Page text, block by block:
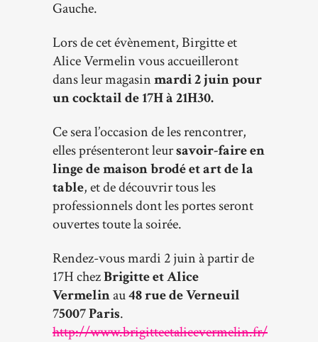
Gauche.
Lors de cet évènement, Birgitte et
Alice Vermelin vous accueilleront
dans leur magasinmardi 2 juin pour
un cocktail de 17H à 21H30.
Ce sera l’occasion de les rencontrer,
elles présenteront leursavoir-faire en
linge de maison brodé et art de la
table, et de découvrir tous les
professionnels dont les portes seront
ouvertes toute la soirée.
Rendez-vous mardi 2 juin à partir de
17H chezBrigitte et Alice
Vermelinau48 rue de Verneuil
75007 Paris.
http://www.brigitteetalicevermelin.fr/